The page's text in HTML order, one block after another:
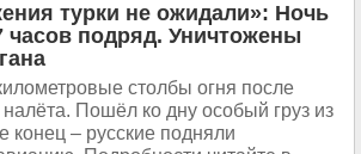
турки не ожидали»: Ночь
часов подряд. Уничтожены
столбы огня после
Пошёл ко дну особый груз из
конец – русские подняли